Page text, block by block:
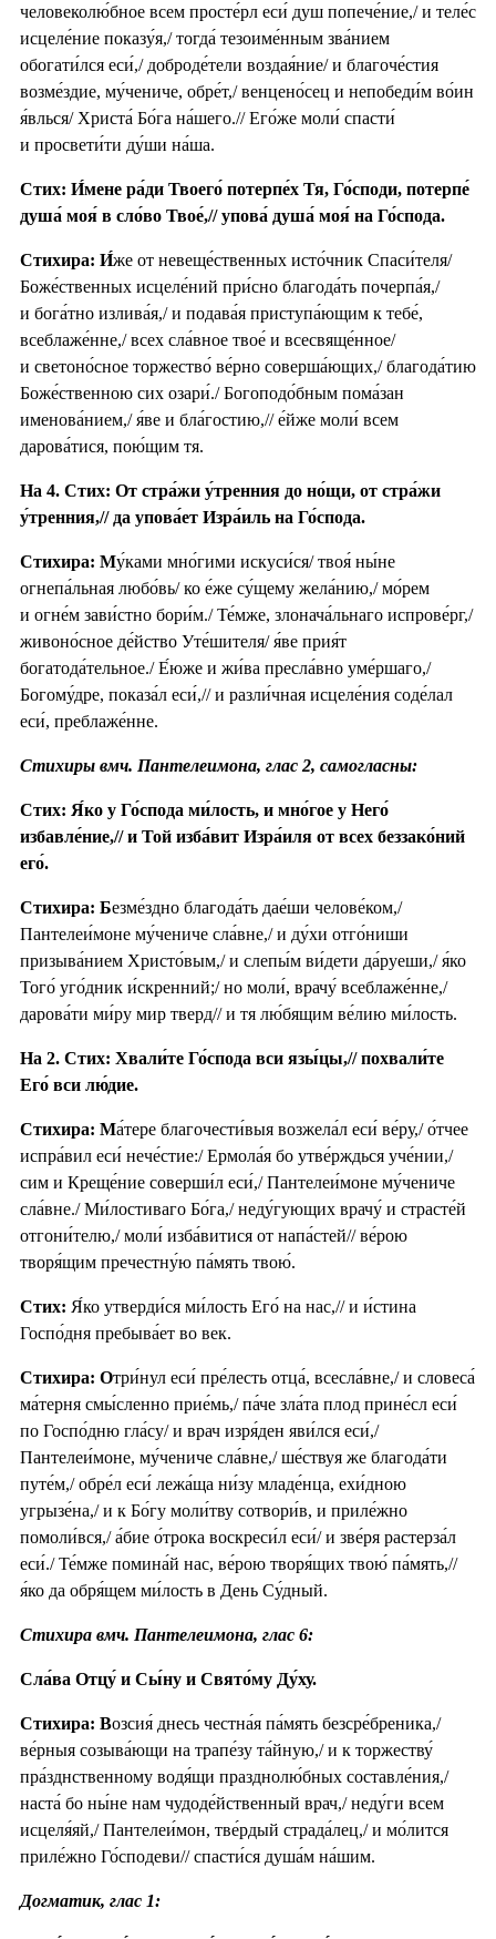
человеколю́бное всем просте́рл еси́ душ попече́ние,/ и теле́с
исцеле́ние показу́я,/ тогда́ тезоиме́нным зва́нием
обогати́лся еси́,/ доброде́тели воздая́ние/ и благоче́стия
возме́здие, му́чениче, обре́т,/ венцено́сец и непобеди́м во́ин
я́влься/ Христа́ Бо́га на́шего.// Его́же моли́ спасти́
и просвети́ти ду́ши на́ша.
Стих: И́мене ра́ди Твоего́ потерпе́х Тя, Го́споди, потерпе́
душа́ моя́ в сло́во Твое́,// упова́ душа́ моя́ на Го́спода.
Стихира: И́же от невеще́ственных исто́чник Спаси́теля/
Боже́ственных исцеле́ний при́сно благода́ть почерпа́я,/
и бога́тно излива́я,/ и подава́я приступа́ющим к тебе́,
всеблаже́нне,/ всех сла́вное твое́ и всесвяще́нное/
и светоно́сное торжество́ ве́рно соверша́ющих,/ благода́тию
Боже́ственною сих озари́./ Богоподо́бным пома́зан
именова́нием,/ я́ве и бла́гостию,// е́йже моли́ всем
дарова́тися, пою́щим тя.
На 4. Стих: От стра́жи у́тренния до но́щи, от стра́жи
у́тренния,// да упова́ет Изра́иль на Го́спода.
Стихира: Му́ками мно́гими искуси́ся/ твоя́ ны́не
огнепа́льная любо́вь/ ко е́же су́щему жела́нию,/ мо́рем
и огне́м зави́стно бори́м./ Те́мже, злонача́льнаго испрове́рг,/
живоно́сное де́йство Уте́шителя/ я́ве прия́т
богатода́тельное./ Е́юже и жи́ва пресла́вно уме́ршаго,/
Богому́дре, показа́л еси́,// и разли́чная исцеле́ния соде́лал
еси́, преблаже́нне.
Стихиры вмч. Пантелеимона, глас 2, самогласны:
Стих: Я́ко у Го́спода ми́лость, и мно́гое у Него́
избавле́ние,// и Той изба́вит Изра́иля от всех беззако́ний
его́.
Стихира: Безме́здно благода́ть дае́ши челове́ком,/
Пантелеи́моне му́чениче сла́вне,/ и ду́хи отго́ниши
призыва́нием Христо́вым,/ и слепы́м ви́дети да́руеши,/ я́ко
Того́ уго́дник и́скренний;/ но моли́, врачу́ всеблаже́нне,/
дарова́ти ми́ру мир тверд// и тя лю́бящим ве́лию ми́лость.
На 2. Стих: Хвали́те Го́спода вси язы́цы,// похвали́те
Его́ вси лю́дие.
Стихира: Ма́тере благочести́выя возжела́л еси́ ве́ру,/ о́тчее
испра́вил еси́ нече́стие:/ Ермола́я бо утве́рждься уче́нии,/
сим и Креще́ние соверши́л еси́,/ Пантелеи́моне му́чениче
сла́вне./ Ми́лостиваго Бо́га,/ неду́гующих врачу́ и страсте́й
отгони́телю,/ моли́ изба́витися от напа́стей// ве́рою
творя́щим пречестну́ю па́мять твою́.
Стих: Я́ко утверди́ся ми́лость Его́ на нас,// и и́стина
Госпо́дня пребыва́ет во век.
Стихира: Отри́нул еси́ пре́лесть отца́, всесла́вне,/ и словеса́
ма́терня смы́сленно прие́мь,/ па́че зла́та плод прине́сл еси́
по Госпо́дню гла́су/ и врач изря́ден яви́лся еси́,/
Пантелеи́моне, му́чениче сла́вне,/ ше́ствуя же благода́ти
путе́м,/ обре́л еси́ лежа́ща ни́зу младе́нца, ехи́дною
угрызе́на,/ и к Бо́гу моли́тву сотвори́в, и приле́жно
помоли́вся,/ а́бие о́трока воскреси́л еси́/ и зве́ря растерза́л
еси́./ Те́мже помина́й нас, ве́рою творя́щих твою́ па́мять,//
я́ко да обря́щем ми́лость в День Су́дный.
Стихира вмч. Пантелеимона, глас 6:
Сла́ва Отцу́ и Сы́ну и Свято́му Ду́ху.
Стихира: Возсия́ днесь честна́я па́мять безсре́бреника,/
ве́рныя созыва́ющи на трапе́зу та́йную,/ и к торжеству́
пра́зднственному водя́щи празднолю́бных составле́ния,/
наста́ бо ны́не нам чудоде́йственный врач,/ неду́ги всем
исцеля́яй,/ Пантелеи́мон, тве́рдый страда́лец,/ и мо́лится
приле́жно Го́сподеви// спасти́ся душа́м на́шим.
Догматик, глас 1: